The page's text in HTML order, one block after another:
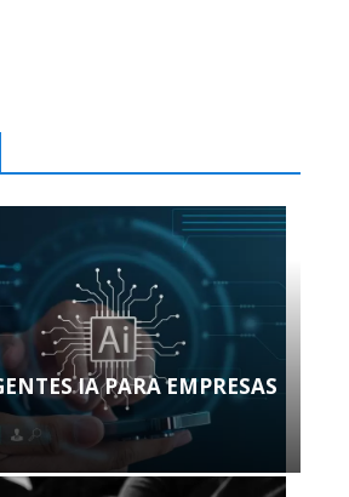
IA PARA EMPRESAS